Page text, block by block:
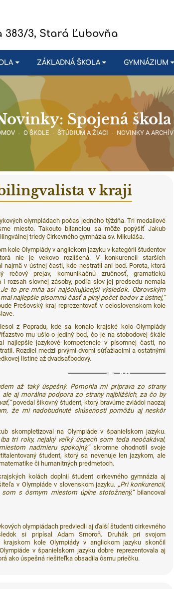
383/3, Stará Ľubovňa
ZÁKLADNÁ ŠKOLA GYMNÁZIUM
Spojená škola
- O ŠKOLE - ŠTÚDIUM A ŽIACI - NOVINKY A ARCHÍV
v kraji
olympiádach počas jedného týždňa. Tri medailové
miesto. Takouto bilanciou sa môže popýšiť Jakub
triedy Cirkevného gymnázia sv. Mikuláša.
kole Olympiády v anglickom jazyku v kategórii študentov
nie je vekovo rozlíšená. V konkurencii starších
najmä v ústnej časti, kde nestratil ani bod. Porota, ktorá
rečový prejav, komunikačnú zručnosť, gramatickú
i rozsah slovnej zásoby, podľa slov jej predsedu nemala
to pre mňa asi najšokujúcejší výsledok. Obrovským
najlepšie písomnú časť a plný počet bodov z ústnej,“
Prešovský kraj reprezentovať v celoslovenskom kole
z Popradu, kde sa konalo krajské kolo Olympiády
mu ušlo o jediný bod, čo je na stobodovej škále
najlepšie jazykové kompetencie v písomnej časti, no
Rozdiel medzi prvými dvomi súťažiacimi a ostatnými
listine až dvadsaťbodový.
10
až taký úspešný. Pomohla mi príprava zo strany
aj morálna podpora zo strany najbližších, za čo by
povedal šikovný študent, ktorý bravúrne zvládol naozaj
že mi nadobudnuté skúsenosti pomôžu aj neskôr
skompletizoval na Olympiáde v španielskom jazyku.
tri roky, nejaký veľký úspech som teda neočakával,
nadmieru spokojný,“skromne ohodnotil svoje
študent, ktorý sa nevenuje len jazykom, ale
či humanitných predmetoch.
kolách doplnil študent cirkevného gymnázia aj
v Olympiáde v slovenskom jazyku. „Pri konkurencii,
s ôsmym miestom úplne stotožnený,“bilancoval
olympiádach predviedli aj ďalší študenti cirkevného
si pripísal Adam Smoroň. Druhák pri svojom
krajskom kole Olympiády v anglickom jazyku skončil
v španielskom jazyku dobre reprezentovala aj
ako úspešná riešiteľka obsadila ôsmu priečku.